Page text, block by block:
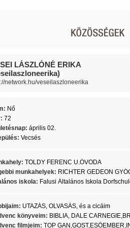
LÁSZLÓNÉ ERIKA
network.hu/veseilaszloneerika
Nő
72
április 02.
Vecsés
TOLDY FERENC U.ÓVODA
munkahelyek: RICHTER GEDEON
iskola: Falusi Általános Iskola
UTAZÁS, OLVASÁS, és a cicáim
könyveim: BIBLIA, DALE
filmjeim: TOP